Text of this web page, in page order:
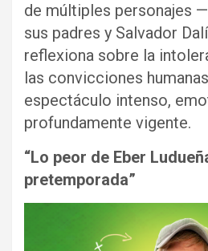
de múltiples personajes
sus padres y Salvador
reflexiona sobre la
las convicciones
espectáculo intenso,
profundamente vigente.
“Lo peor de Eber
pretemporada”